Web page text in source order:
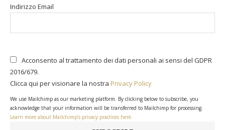
Indirizzo Email
Acconsento al trattamento dei dati personali ai sensi del GDPR
2016/679.
Clicca qui per visionare la nostra Privacy Policy
We use Mailchimp as our marketing platform. By clicking below to subscribe, you
acknowledge that your information will be transferred to Mailchimp for processing.
Learn more about Mailchimp’s privacy practices here.